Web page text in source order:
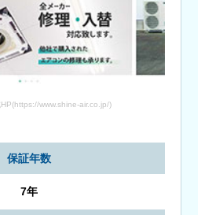
www.shine-air.co.jp/)
保証年数
7年